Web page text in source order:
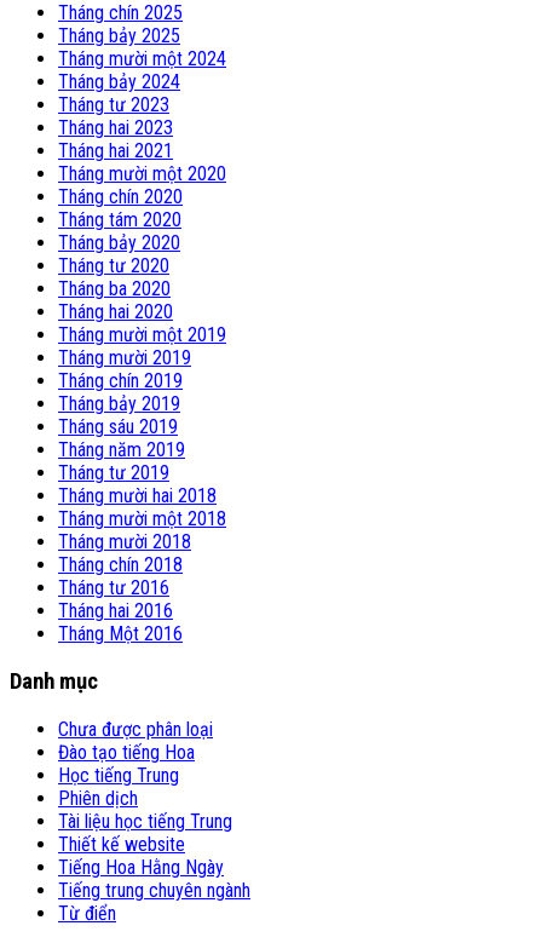
Tháng chín 2025
Tháng bảy 2025
Tháng mười một 2024
Tháng bảy 2024
Tháng tư 2023
Tháng hai 2023
Tháng hai 2021
Tháng mười một 2020
Tháng chín 2020
Tháng tám 2020
Tháng bảy 2020
Tháng tư 2020
Tháng ba 2020
Tháng hai 2020
Tháng mười một 2019
Tháng mười 2019
Tháng chín 2019
Tháng bảy 2019
Tháng sáu 2019
Tháng năm 2019
Tháng tư 2019
Tháng mười hai 2018
Tháng mười một 2018
Tháng mười 2018
Tháng chín 2018
Tháng tư 2016
Tháng hai 2016
Tháng Một 2016
Danh mục
Chưa được phân loại
Đào tạo tiếng Hoa
Học tiếng Trung
Phiên dịch
Tài liệu học tiếng Trung
Thiết kế website
Tiếng Hoa Hằng Ngày
Tiếng trung chuyên ngành
Từ điển